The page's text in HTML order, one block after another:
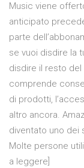
Music viene
anticipato
parte
se vuoi disdire la
disdire il resto
comprende
di prodotti,
altro ancora.
diventato uno dei
Molte persone
a leggere]